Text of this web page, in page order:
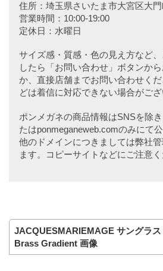
住所：埼玉県さいたま市大宮区大
営業時間：10:00-19:00
定休日：水曜日
サイズ感・質感・色の見え方など
したら「お問い合わせ」ボタンか
か、直接店舗までお問い合わせく
どは着信に対応できない場合がござ
ポンメガネの商品情報はSNSを除
たはponmeganeweb.comのみにて
他のドメインにつきましては弊社
ます。コピーサイトなどにご注意く
JACQUESMARIEMAGE サングラ
Brass Gradient 画像